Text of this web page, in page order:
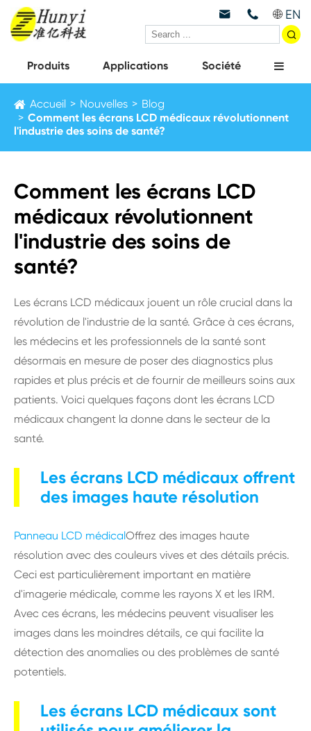
  EN

Produits Applications Société
Accueil Nouvelles
Blog
Comment les écrans LCD médicaux révolutionnent
l'industrie des soins de santé?
Comment les écrans LCD
médicaux révolutionnent
l'industrie des soins de
santé?
Les écrans LCD médicaux jouent un rôle crucial dans la
révolution de l'industrie de la santé. Grâce à ces écrans,
les médecins et les professionnels de la santé sont
désormais en mesure de poser des diagnostics plus
rapides et plus précis et de fournir de meilleurs soins aux
patients. Voici quelques façons dont les écrans LCD
médicaux changent la donne dans le secteur de la
santé.
Les écrans LCD médicaux offrent
des images haute résolution
Panneau LCD médicalOffrez des images haute
résolution avec des couleurs vives et des détails précis.
Ceci est particulièrement important en matière
d'imagerie médicale, comme les rayons X et les IRM.
Avec ces écrans, les médecins peuvent visualiser les
images dans les moindres détails, ce qui facilite la
détection des anomalies ou des problèmes de santé
potentiels.
Les écrans LCD médicaux sont